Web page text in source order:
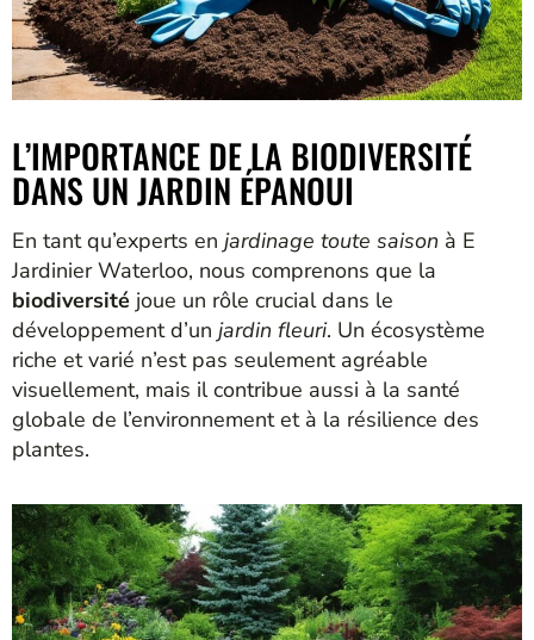
L’IMPORTANCE DE LA BIODIVERSITÉ
DANS UN JARDIN ÉPANOUI
En tant qu’experts en jardinage toute saison à E
Jardinier Waterloo, nous comprenons que la
biodiversité joue un rôle crucial dans le
développement d’un jardin fleuri. Un écosystème
riche et varié n’est pas seulement agréable
visuellement, mais il contribue aussi à la santé
globale de l’environnement et à la résilience des
plantes.